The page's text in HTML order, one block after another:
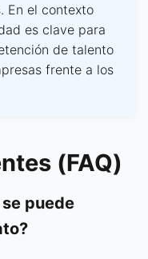
En el contexto
es clave para
de talento
frente a los
(FAQ)
puede